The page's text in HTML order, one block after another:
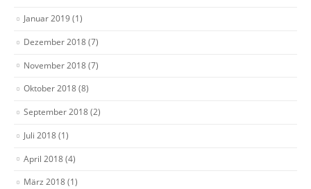
Januar 2019(1)
Dezember 2018(7)
November 2018(7)
Oktober 2018(8)
September 2018(2)
Juli 2018(1)
April 2018(4)
März 2018(1)